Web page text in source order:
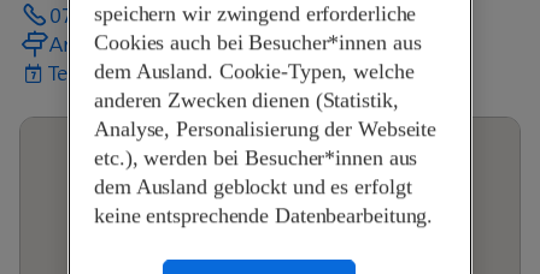
071 220 30 94
Anreise planen
Termin vereinbaren
speichern wir zwingend erforderliche
Cookies auch bei Besucher*innen aus
dem Ausland. Cookie-Typen, welche
anderen Zwecken dienen (Statistik,
Analyse, Personalisierung der Webseite
etc.), werden bei Besucher*innen aus
dem Ausland geblockt und es erfolgt
keine entsprechende Datenbearbeitung.